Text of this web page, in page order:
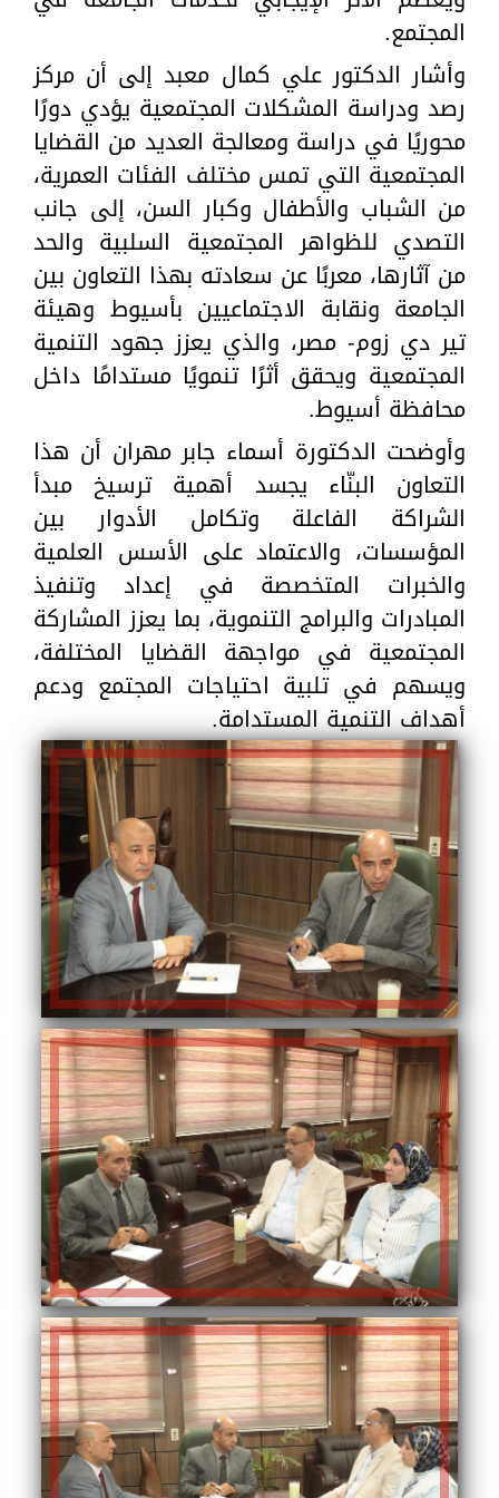
المجتمع.
وأشار الدكتور علي كمال معبد إلى أن مركز
رصد ودراسة المشكلات المجتمعية يؤدي دورًا
محوريًا في دراسة ومعالجة العديد من القضايا
المجتمعية التي تمس مختلف الفئات العمرية،
من الشباب والأطفال وكبار السن، إلى جانب
التصدي للظواهر المجتمعية السلبية والحد
من آثارها، معربًا عن سعادته بهذا التعاون بين
الجامعة ونقابة الاجتماعيين بأسيوط وهيئة
تير دي زوم- مصر، والذي يعزز جهود التنمية
المجتمعية ويحقق أثرًا تنمويًا مستدامًا داخل
محافظة أسيوط.
وأوضحت الدكتورة أسماء جابر مهران أن هذا
التعاون البنّاء يجسد أهمية ترسيخ مبدأ
الشراكة الفاعلة وتكامل الأدوار بين
المؤسسات، والاعتماد على الأسس العلمية
والخبرات المتخصصة في إعداد وتنفيذ
المبادرات والبرامج التنموية، بما يعزز المشاركة
المجتمعية في مواجهة القضايا المختلفة،
ويسهم في تلبية احتياجات المجتمع ودعم
أهداف التنمية المستدامة.